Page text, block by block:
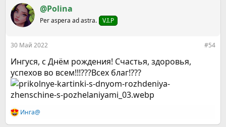
@Polina
Per aspera ad astra. V.I.P
30 Май 2022 #54
Ингуся, с Днём рождения! Счастья, здоровья,
успехов во всем!!!???Всех благ!???
Р
е
Инга@